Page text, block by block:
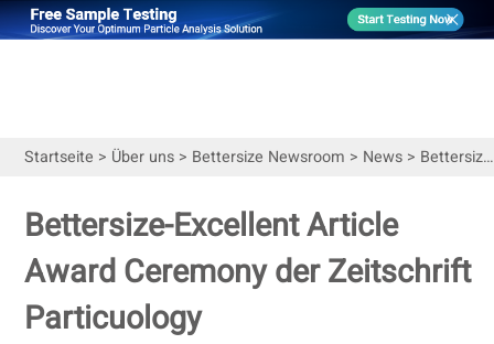
Startseite > Über uns> Bettersize Newsroom > News> Bettersize-Excellent Article Award Ceremony der Zeitschrift Particuology
Bettersize-Excellent Article
Award Ceremony der Zeitschrift
Particuology